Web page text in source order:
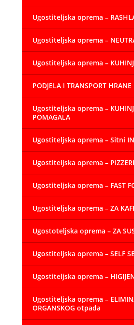
Ugostiteljska oprema –
Ugostiteljska oprema –
Ugostiteljska oprema –
PODJELA I TRANSPORT HRANE
Ugostiteljska oprema –
POMAGALA
Ugostiteljska oprema – Sitni
Ugostiteljska oprema –
Ugostiteljska oprema – FAST
Ugostiteljska oprema – ZA
Ugostoteljska oprema – ZA
Ugostiteljska oprema – SELF
Ugostiteljska oprema –
Ugostiteljska oprema –
ORGANSKOG otpada